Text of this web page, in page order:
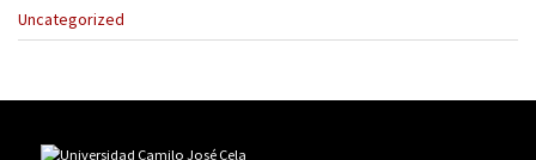
Uncategorized